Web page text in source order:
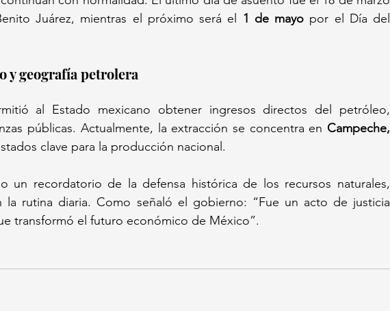
Juárez, mientras el próximo será el 1 de mayo por el Día del
y geografía petrolera
al Estado mexicano obtener ingresos directos del petróleo,
públicas. Actualmente, la extracción se concentra en Campeche,
clave para la producción nacional.
un recordatorio de la defensa histórica de los recursos naturales,
la rutina diaria. Como señaló el gobierno: “Fue un acto de justicia
transformó el futuro económico de México”.